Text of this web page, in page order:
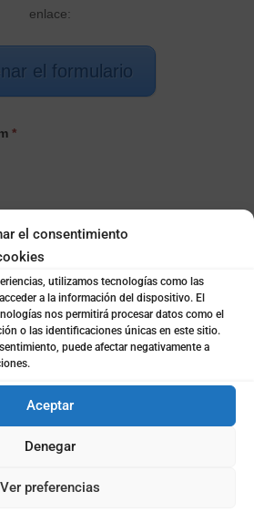
el consentimiento
utilizamos tecnologías como las
a la información del dispositivo. El
nos permitirá procesar datos como el
o las identificaciones únicas en este sitio.
puede afectar negativamente a
Aceptar
Denegar
Ver preferencias
enlace:
el formulario
*
Servicio*